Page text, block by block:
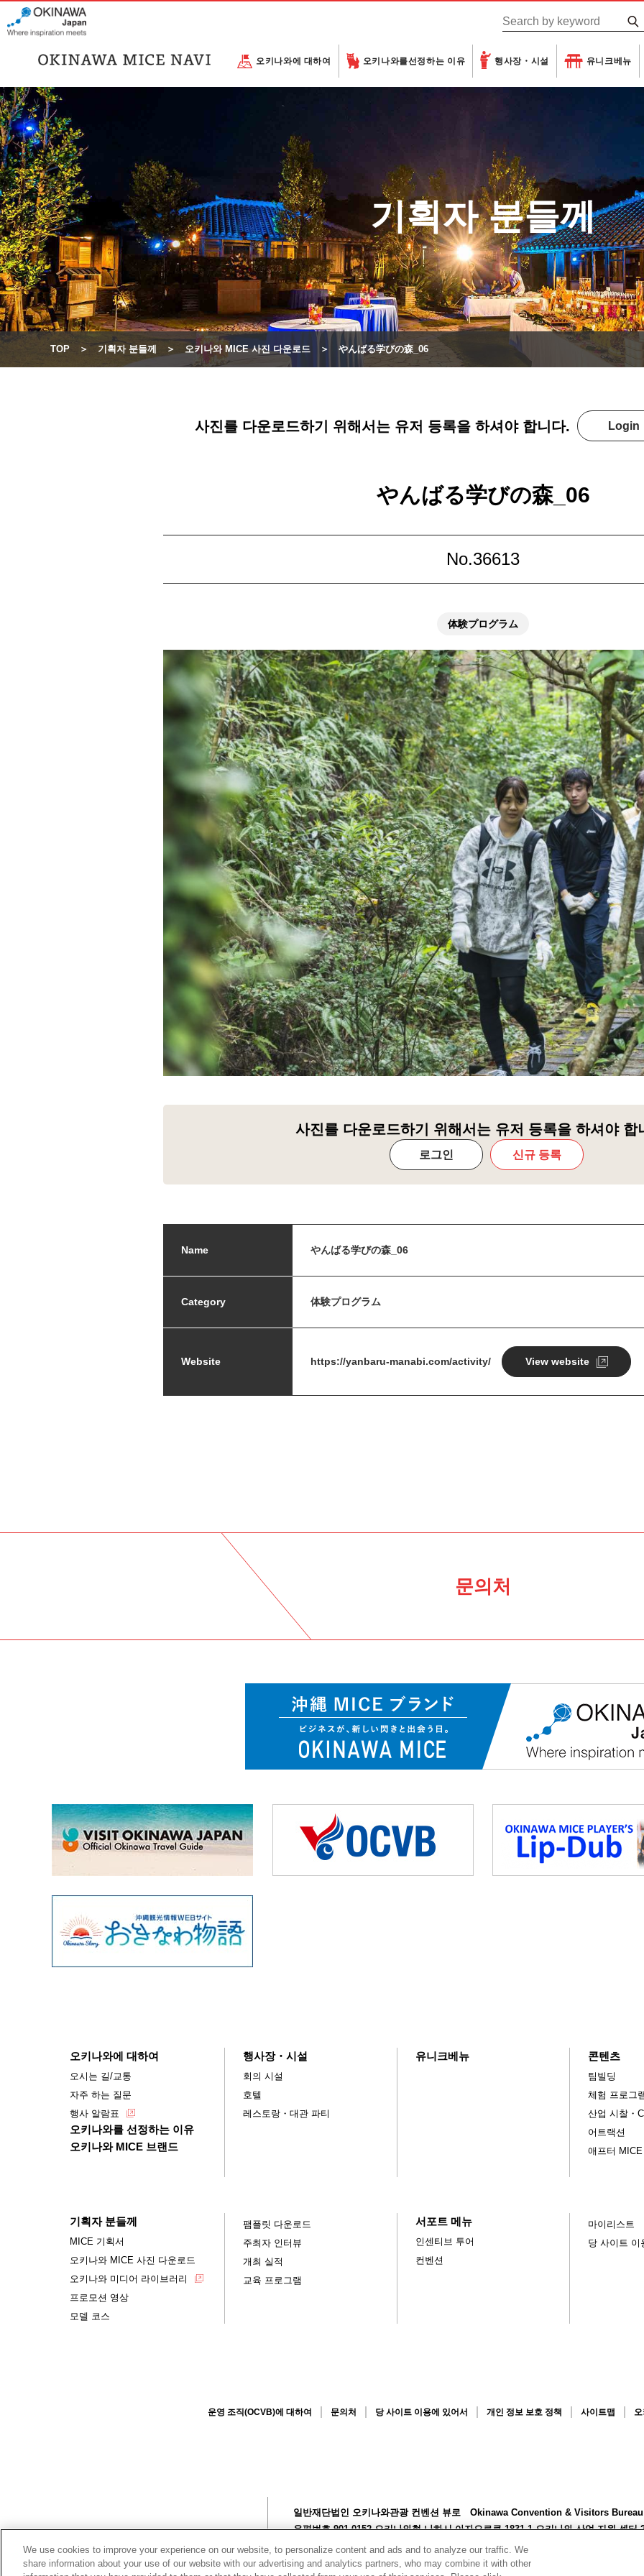
오키나와에 대하여 오키나와를선정하는 이유 행사장・시설 유니크베뉴
기획자 분들께
TOP 기획자 분들께 오키나와 MICE 사진 다운로드 やんばる学びの森_06
사진를 다운로드하기 위해서는 유저 등록을 하셔야 합니다. Login
やんばる学びの森_06
No.36613
体験プログラム
사진를 다운로드하기 위해서는 유저 등록을 하셔야 합
로그인 신규 등록
Name やんばる学びの森_06
Category 体験プログラム
Website https://yanbaru-manabi.com/activity/ View website
문의처
오키나와에 대하여
오시는 길/교통
자주 하는 질문
행사 알람표
오키나와를 선정하는 이유
오키나와 MICE 브랜드
행사장・시설
회의 시설
호텔
레스토랑・대관 파티
유니크베뉴 콘텐츠
팀빌딩
체험 프로그
산업 시찰・
어트랙션
애프터
기획자 분들께
MICE 기획서
오키나와 MICE 사진 다운로드
오키나와 미디어 라이브러리
프로모션 영상
모델 코스
팸플릿 다운로드
주최자 인터뷰
개최 실적
교육 프로그램
서포트 메뉴
인센티브 투어
컨벤션
마이리스트
당 사이트 이
운영 조직(OCVB)에 대하여 문의처 당 사이트 이용에 있어서 개인 정보 보호 정책 사이트맵
일반재단법인 오키나와관광 컨벤션 뷰로 Okinawa Convention & Visitors Bureau
우편번호 901-0152 오키나와현 나하시 아자오로쿠 1831-1 오키나와 산업 지원 센
TEL 098-859-6123(대표) FAX 098-859-6221/098-859-6222
© 2017–2026 Okinawa Convention & Visitors Bureau
We use cookies to improve your experience on our website, to personalize content and ads and to analyze our traffic. We
share information about your use of our website with our advertising and analytics partners, who may combine it with other